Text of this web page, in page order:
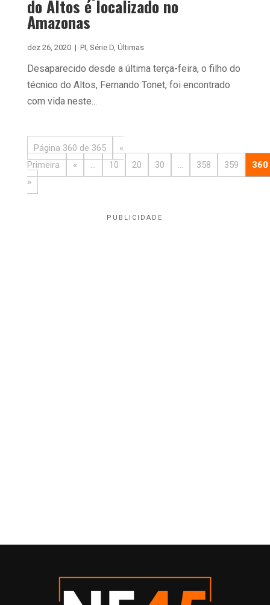
do Altos é localizado no
Amazonas
dez 26, 2020 | PI, Série D, Últimas
Desaparecido desde a última terça-feira, o filho do
técnico do Altos, Fernando Tonet, foi encontrado
com vida neste...
Página 360 de 365
«
Primeira
« ... 10 20 30 ... 358 359
360
»
PUBLICIDADE